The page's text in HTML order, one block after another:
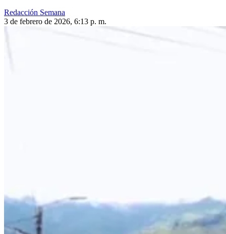
Redacción Semana
3 de febrero de 2026, 6:13 p. m.